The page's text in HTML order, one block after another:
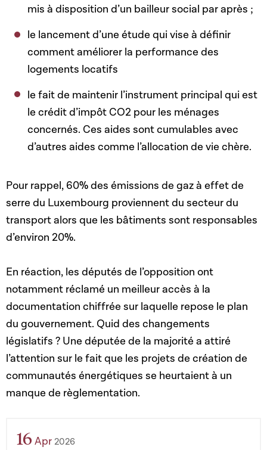
mis à disposition d’un bailleur social par après ;
le lancement d’une étude qui vise à définir
comment améliorer la performance des
logements locatifs
le fait de maintenir l’instrument principal qui est
le crédit d’impôt CO2 pour les ménages
concernés. Ces aides sont cumulables avec
d’autres aides comme l’allocation de vie chère.
Pour rappel, 60% des émissions de gaz à effet de
serre du Luxembourg proviennent du secteur du
transport alors que les bâtiments sont responsables
d’environ 20%.
En réaction, les députés de l’opposition ont
notamment réclamé un meilleur accès à la
documentation chiffrée sur laquelle repose le plan
du gouvernement. Quid des changements
législatifs ? Une députée de la majorité a attiré
l’attention sur le fait que les projets de création de
communautés énergétiques se heurtaient à un
manque de règlementation.
16 Apr 2026